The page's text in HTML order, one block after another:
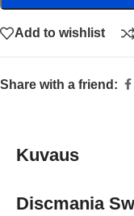
Add to wishlist
Share with a friend:
Kuvaus
Discmania